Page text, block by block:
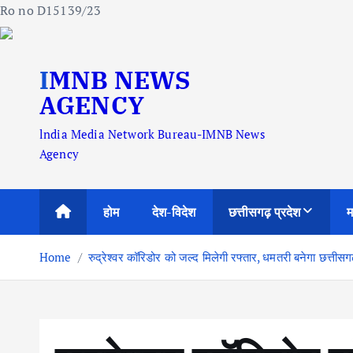
Ro no D15139/23
IMNB NEWS
AGENCY
lndia Media Network Bureau-IMNB News
Agency
होम देश-विदेश छत्तीसगढ़ प्रदेश
Home रुद्रेश्वर कॉरिडोर को जल्द मिलेगी रफ्तार, धमतरी बनेगा